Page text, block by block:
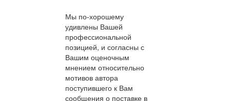
Мы по-хорошему
удивлены Вашей
профессиональной
позицией, и согласны с
Вашим оценочным
мнением относительно
мотивов автора
поступившего к Вам
сообщения о поставке в